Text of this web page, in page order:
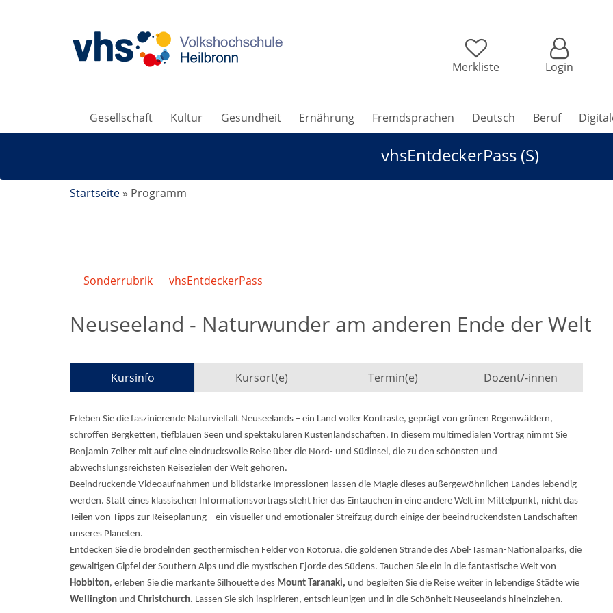
Merkliste Login
Gesellschaft Kultur Gesundheit Ernährung Fremdsprachen Deutsch Beruf
vhsEntdeckerPass (S)
Startseite » Programm
Sonderrubrik vhsEntdeckerPass
Neuseeland - Naturwunder am anderen Ende der Welt
Kursinfo Kursort(e) Termin(e) Dozent/-innen
Erleben Sie die faszinierende Naturvielfalt Neuseelands – ein Land voller Kontraste, geprägt von grünen Regenwäldern,
schroffen Bergketten, tiefblauen Seen und spektakulären Küstenlandschaften. In diesem multimedialen Vortrag nimmt Sie
Benjamin Zeiher mit auf eine eindrucksvolle Reise über die Nord- und Südinsel, die zu den schönsten und
abwechslungsreichsten Reisezielen der Welt gehören.
Beeindruckende Videoaufnahmen und bildstarke Impressionen lassen die Magie dieses außergewöhnlichen Landes lebendig
werden. Statt eines klassischen Informationsvortrags steht hier das Eintauchen in eine andere Welt im Mittelpunkt, nicht das
Teilen von Tipps zur Reiseplanung – ein visueller und emotionaler Streifzug durch einige der beeindruckendsten Landschaften
unseres Planeten.
Entdecken Sie die brodelnden geothermischen Felder von Rotorua, die goldenen Strände des Abel-Tasman-Nationalparks, die
gewaltigen Gipfel der Southern Alps und die mystischen Fjorde des Südens. Tauchen Sie ein in die fantastische Welt von
Hobbiton, erleben Sie die markante Silhouette des Mount Taranaki, und begleiten Sie die Reise weiter in lebendige Städte wie
Wellington und Christchurch. Lassen Sie sich inspirieren, entschleunigen und in die Schönheit Neuseelands hineinziehen.